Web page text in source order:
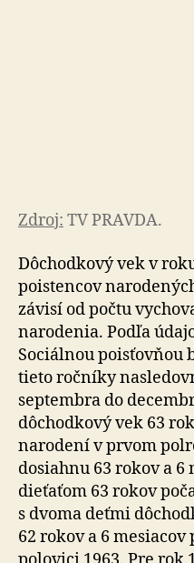
Zdroj: TV PRAVDA.
Dôchodkový vek v
poistencov
závisí od počtu
narodenia. Podľa
Sociálnou poisťovňou
tieto ročníky
sep­tem­bra do
dôchodkový vek 63
narodení v prvom
dosiahnu 63 rokov a 6
dieťaťom 63 rokov
s dvoma deťmi
62 rokov a 6